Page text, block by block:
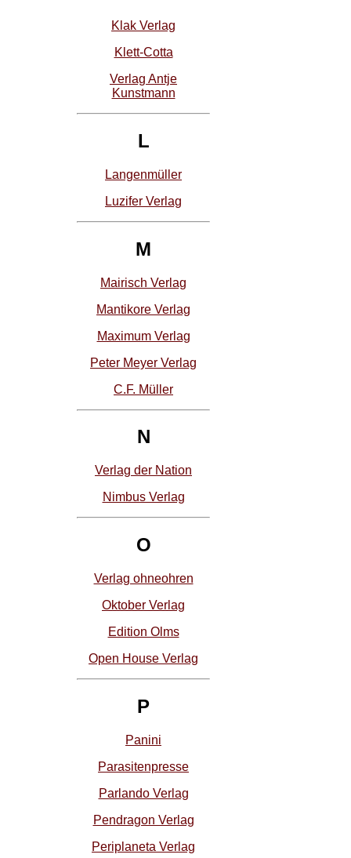
Klak Verlag
Klett-Cotta
Verlag Antje
Kunstmann
L
Langenmüller
Luzifer Verlag
M
Mairisch Verlag
Mantikore Verlag
Maximum Verlag
Peter Meyer Verlag
C.F. Müller
N
Verlag der Nation
Nimbus Verlag
O
Verlag ohneohren
Oktober Verlag
Edition Olms
Open House Verlag
P
Panini
Parasitenpresse
Parlando Verlag
Pendragon Verlag
Periplaneta Verlag